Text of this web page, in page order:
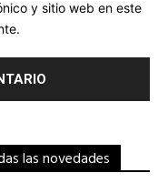
y sitio web en este
las novedades